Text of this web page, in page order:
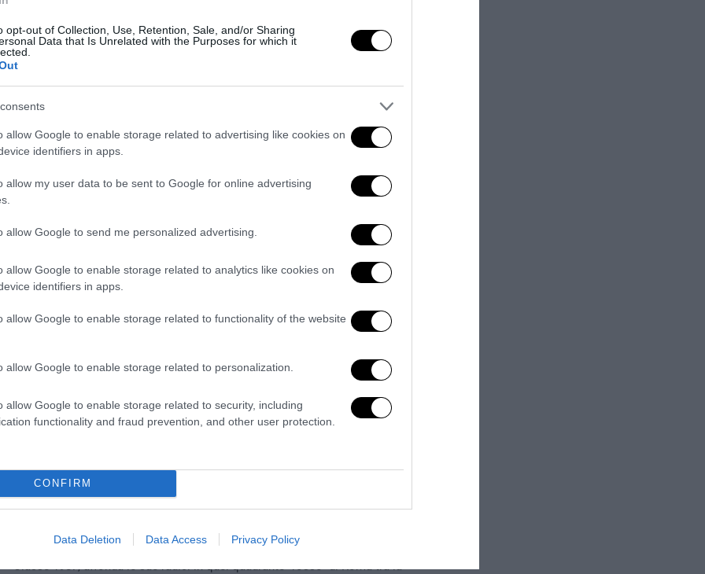
opt-out of Collection, Use, Retention, Sale, and/or Sharing
Data that Is Unrelated with the Purposes for which it
allow Google to enable storage related to advertising like cookies on
identifiers in apps.
allow my user data to be sent to Google for online advertising
allow Google to send me personalized advertising.
allow Google to enable storage related to analytics like cookies on
identifiers in apps.
allow Google to enable storage related to functionality of the website
allow Google to enable storage related to personalization.
allow Google to enable storage related to security, including
functionality and fraud prevention, and other user protection.
CONFIRM
Data Deletion Data Access Privacy Policy
del Primo Maggio 2020, i sindacati confederali hanno dato il titoloIl lavoro in
il futuro;
la vita e il futuro di milioni di italiani”.Quindi, ci dispiace,manon ci sarà
deifurti e degli arresti
diciamo che se
i business paralleli del Concertone– un po’ come tutte le attività in tempi di
ci guadagneranno un granché. Ed è un peccato, perché
in fondo anche loro
ILARIA PAOLETTI
Classe 1987, affonda le sue radici in quel quadrante "rosso" di Roma tra la